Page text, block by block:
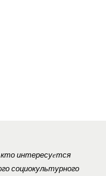
интересуeтся
социокультурного